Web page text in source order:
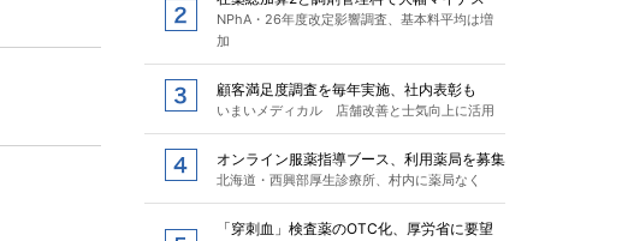
NPhA・26年度改定影響調査、基本料平均は増
加
顧客満足度調査を毎年実施、社内表彰も
いまいメディカル 店舗改善と士気向上に活用
オンライン服薬指導ブース、利用薬局を募集
北海道・西興部厚生診療所、村内に薬局なく
「穿刺血」検査薬のOTC化、厚労省に要望